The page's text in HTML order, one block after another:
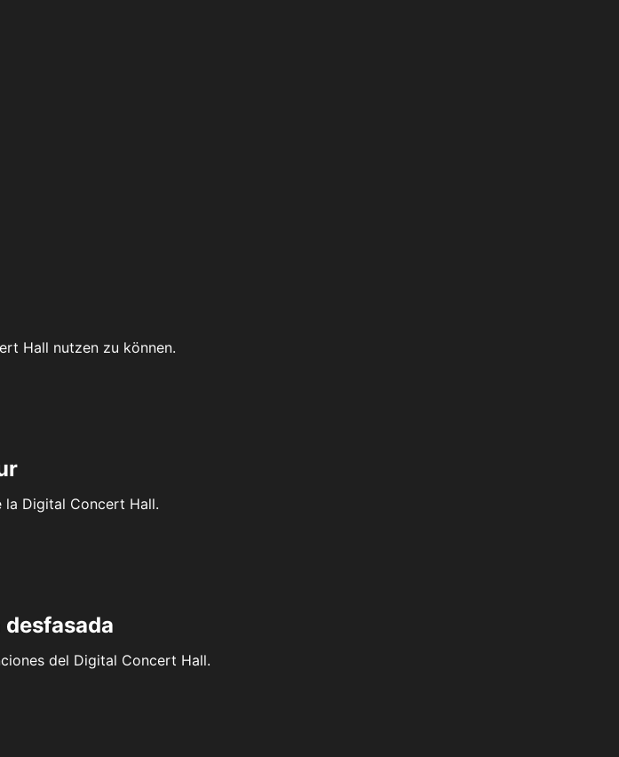
Hall nutzen zu können.
Digital Concert Hall.
del Digital Concert Hall.